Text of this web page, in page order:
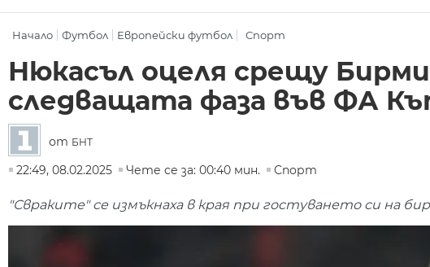
Начало Футбол Европейски футбол Спорт
Нюкасъл оцеля срещу
следващата фаза във ФА
от БНТ
22:49, 08.02.2025
Чете се за: 00:40 мин. Спорт
"Свраките" се измъкнаха в края при гостуването си на